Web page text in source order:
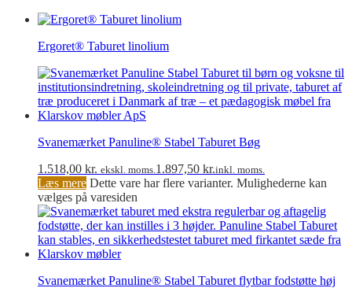
Ergoret® Taburet linolium
Svanemærket Panuline® Stabel Taburet Bøg
1.518,00 kr. ekskl. moms. 1.897,50 kr.inkl. moms.
Læs mere Dette vare har flere varianter. Mulighederne kan
vælges på varesiden
Svanemærket Panuline® Stabel Taburet flytbar fodstøtte høj